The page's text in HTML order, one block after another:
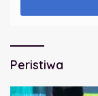
Peristiwa